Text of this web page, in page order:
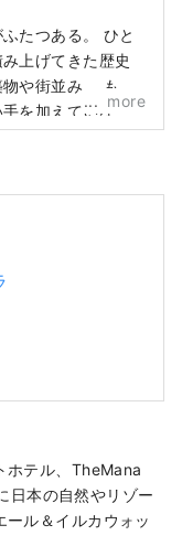
たつある。 ひと
上げてきた歴史
や街並み。 もう
を加えていな
世界中を冒険し、
more
ホテル、TheMana
日本の自然やリゾー
ール＆イルカウォッ